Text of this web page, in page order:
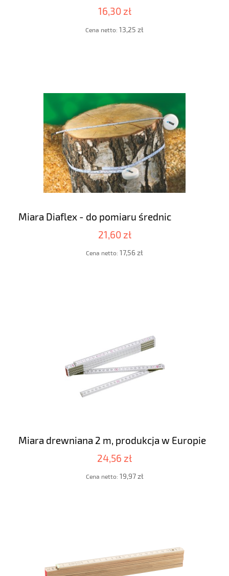
16,30 zł
Cena netto: 13,25 zł
Miara Diaflex - do pomiaru średnic
21,60 zł
Cena netto: 17,56 zł
Miara drewniana 2 m, produkcja w Europie
24,56 zł
Cena netto: 19,97 zł